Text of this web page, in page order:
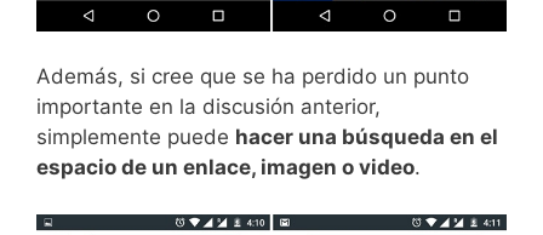
Además, si cree que se ha perdido un punto
importante en la discusión anterior,
simplemente puede hacer una búsqueda en el
espacio de un enlace, imagen o video.